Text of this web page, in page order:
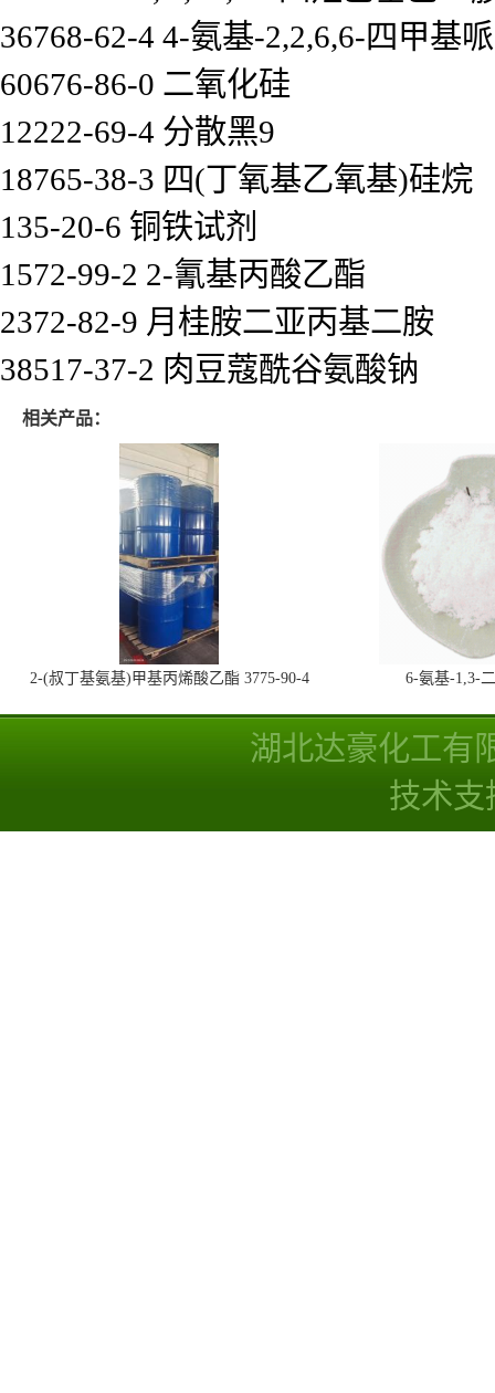
36768-62-4 4-氨基-2,2,6,6-四甲基
60676-86-0 二氧化硅
12222-69-4 分散黑9
18765-38-3 四(丁氧基乙氧基)硅烷
135-20-6 铜铁试剂
1572-99-2 2-氰基丙酸乙酯
2372-82-9 月桂胺二亚丙基二胺
38517-37-2 肉豆蔻酰谷氨酸钠
相关产品：
2-(叔丁基氨基)甲基丙烯酸乙酯 3775-90-4 6-氨基-1,3-
湖北达豪化工有
技术